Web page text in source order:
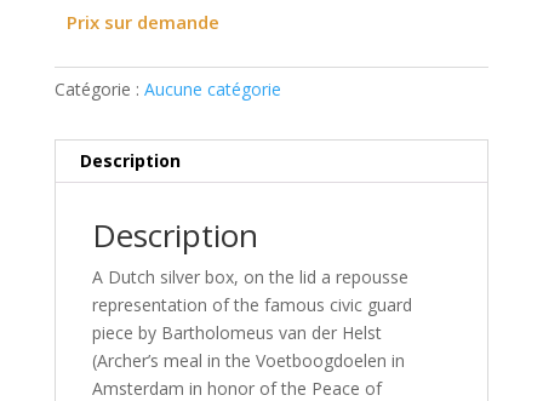
Prix sur demande
Catégorie : Aucune catégorie
Description
Description
A Dutch silver box, on the lid a repousse
representation of the famous civic guard
piece by Bartholomeus van der Helst
(Archer’s meal in the Voetboogdoelen in
Amsterdam in honor of the Peace of